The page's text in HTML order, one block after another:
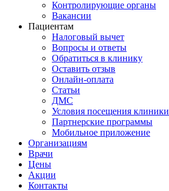
Контролирующие органы
Вакансии
Пациентам
Налоговый вычет
Вопросы и ответы
Обратиться в клинику
Оставить отзыв
Онлайн-оплата
Статьи
ДМС
Условия посещения клиники
Партнерские программы
Мобильное приложение
Организациям
Врачи
Цены
Акции
Контакты